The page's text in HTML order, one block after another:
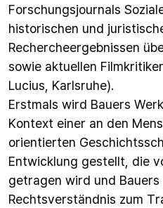
Forschungsjournals
historischen und
Rechercheergebnissen
sowie aktuellen
Lucius, Karlsruhe).
Erstmals wird Bauers
Kontext einer an den
orientierten
Entwicklung gestellt, die
getragen wird und Bauers
Rechtsverständnis zum